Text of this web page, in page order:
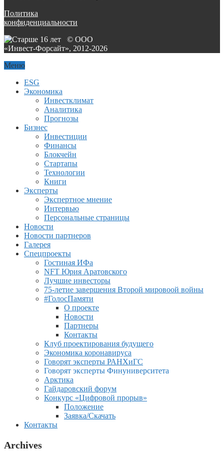
Политика
конфиденциальности
© ООО
«Инвест-Форсайт», 2012-2026
Меню
ESG
Экономика
Инвестклимат
Аналитика
Прогнозы
Бизнес
Инвестиции
Финансы
Блокчейн
Стартапы
Технологии
Книги
Эксперты
Экспертное мнение
Интервью
Персональные страницы
Новости
Новости партнеров
Галерея
Спецпроекты
Гостиная ИФа
NFT Юрия Аратовского
Лучшие инвесторы
75-летие завершения Второй мировоой войны
#ГолосПамяти
О проекте
Новости
Партнеры
Контакты
Клуб проектирования будущего
Экономика коронавируса
Говорят эксперты РАНХиГС
Говорят эксперты Финуниверситета
Арктика
Гайдаровский форум
Конкурс «Цифровой прорыв»
Положение
Заявка/Скачать
Контакты
Archives